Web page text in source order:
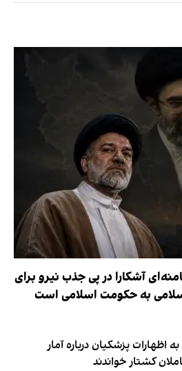
آشکارا در پی جذب نیرو برای
به حکومت اسلامی است
اظهارات پزشکیان درباره آمار
کشتار خواندند